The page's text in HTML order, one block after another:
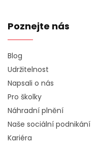
Poznejte nás
Blog
Udržitelnost
Napsali o nás
Pro školky
Náhradní plnění
Naše sociální podnikání
Kariéra